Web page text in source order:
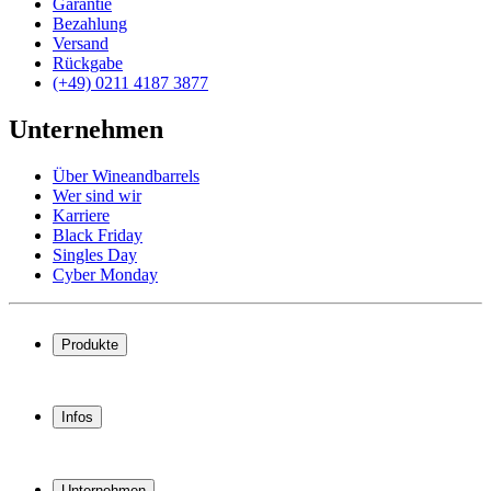
Bezahlung
Versand
Rückgabe
(+49) 0211 4187 3877
Unternehmen
Über Wineandbarrels
Wer sind wir
Karriere
Black Friday
Singles Day
Cyber Monday
Produkte
Weinregal
Weinmöbel
Infos
Garantie